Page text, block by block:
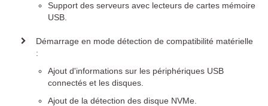
Support des serveurs avec lecteurs de cartes mémoire
USB.
Démarrage en mode détection de compatibilité matérielle
:
Ajout d'informations sur les périphériques USB
connectés et les disques.
Ajout de la détection des disque NVMe.